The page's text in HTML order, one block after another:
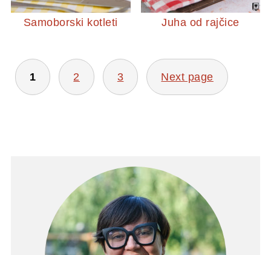
Samoborski kotleti Juha od rajčice
BROJEVI
STRANICA
1 2 3 Next page